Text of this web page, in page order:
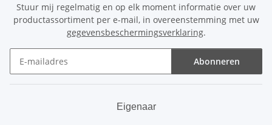
Stuur mij regelmatig en op elk moment informatie over uw
productassortiment per e-mail, in overeenstemming met uw
gegevensbeschermingsverklaring.
Abonneren
Eigenaar